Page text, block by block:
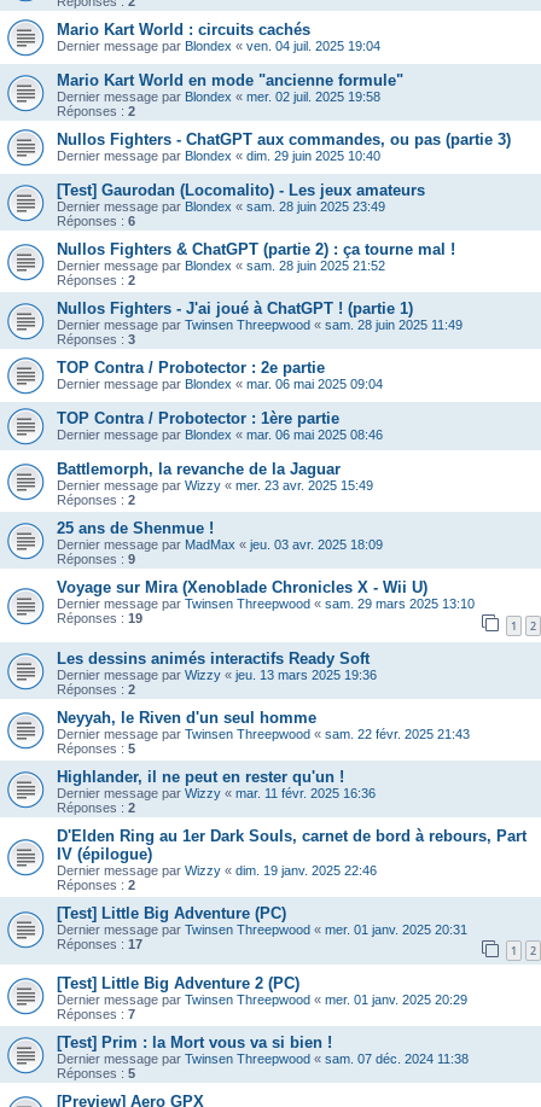
Mario Kart World : circuits cachés
Dernier message par Blondex « ven. 04 juil. 2025 19:04
Mario Kart World en mode "ancienne formule"
Dernier message par Blondex « mer. 02 juil. 2025 19:58
Réponses : 2
Nullos Fighters - ChatGPT aux commandes, ou pas (partie 3)
Dernier message par Blondex « dim. 29 juin 2025 10:40
[Test] Gaurodan (Locomalito) - Les jeux amateurs
Dernier message par Blondex « sam. 28 juin 2025 23:49
Réponses : 6
Nullos Fighters & ChatGPT (partie 2) : ça tourne mal !
Dernier message par Blondex « sam. 28 juin 2025 21:52
Réponses : 2
Nullos Fighters - J'ai joué à ChatGPT ! (partie 1)
Dernier message par Twinsen Threepwood « sam. 28 juin 2025 11:49
Réponses : 3
TOP Contra / Probotector : 2e partie
Dernier message par Blondex « mar. 06 mai 2025 09:04
TOP Contra / Probotector : 1ère partie
Dernier message par Blondex « mar. 06 mai 2025 08:46
Battlemorph, la revanche de la Jaguar
Dernier message par Wizzy « mer. 23 avr. 2025 15:49
Réponses : 2
25 ans de Shenmue !
Dernier message par MadMax « jeu. 03 avr. 2025 18:09
Réponses : 9
Voyage sur Mira (Xenoblade Chronicles X - Wii U)
Dernier message par Twinsen Threepwood « sam. 29 mars 2025 13:10
Réponses : 19 1 2
Les dessins animés interactifs Ready Soft
Dernier message par Wizzy « jeu. 13 mars 2025 19:36
Réponses : 2
Neyyah, le Riven d'un seul homme
Dernier message par Twinsen Threepwood « sam. 22 févr. 2025 21:43
Réponses : 5
Highlander, il ne peut en rester qu'un !
Dernier message par Wizzy « mar. 11 févr. 2025 16:36
Réponses : 2
D'Elden Ring au 1er Dark Souls, carnet de bord à rebours, Part
IV (épilogue)
Dernier message par Wizzy « dim. 19 janv. 2025 22:46
Réponses : 2
[Test] Little Big Adventure (PC)
Dernier message par Twinsen Threepwood « mer. 01 janv. 2025 20:31
Réponses : 17 1 2
[Test] Little Big Adventure 2 (PC)
Dernier message par Twinsen Threepwood « mer. 01 janv. 2025 20:29
Réponses : 7
[Test] Prim : la Mort vous va si bien !
Dernier message par Twinsen Threepwood « sam. 07 déc. 2024 11:38
Réponses : 5
[Preview] Aero GPX